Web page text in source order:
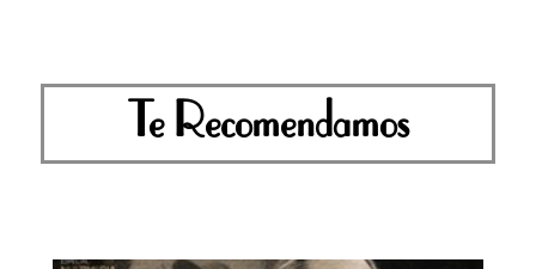
Te Recomendamos